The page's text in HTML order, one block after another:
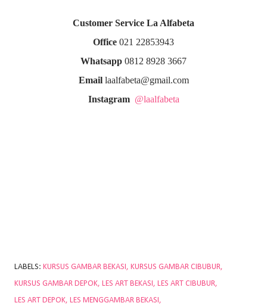
Customer Service La Alfabeta
Office 021 22853943
Whatsapp 0812 8928 3667
Emaillaalfabeta@gmail.com
Instagram @laalfabeta
LABELS: KURSUS GAMBAR BEKASI
KURSUS GAMBAR CIBUBUR
KURSUS GAMBAR DEPOK LES ART BEKASI
LES ART CIBUBUR
LES ART DEPOK LES MENGGAMBAR BEKASI